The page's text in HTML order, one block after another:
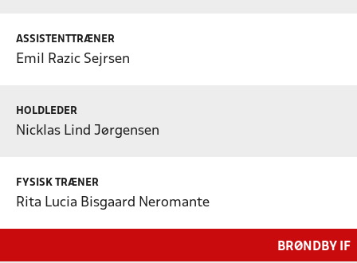
ASSISTENTTRÆNER
Emil Razic Sejrsen
HOLDLEDER
Nicklas Lind Jørgensen
FYSISK TRÆNER
Rita Lucia Bisgaard Neromante
BRØNDBY IF